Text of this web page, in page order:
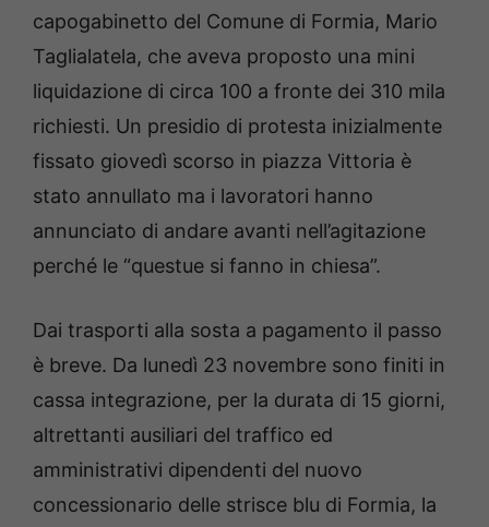
capogabinetto del Comune di Formia, Mario
Taglialatela, che aveva proposto una mini
liquidazione di circa 100 a fronte dei 310 mila
richiesti. Un presidio di protesta inizialmente
fissato giovedì scorso in piazza Vittoria è
stato annullato ma i lavoratori hanno
annunciato di andare avanti nell’agitazione
perché le “questue si fanno in chiesa”.
Dai trasporti alla sosta a pagamento il passo
è breve. Da lunedì 23 novembre sono finiti in
cassa integrazione, per la durata di 15 giorni,
altrettanti ausiliari del traffico ed
amministrativi dipendenti del nuovo
concessionario delle strisce blu di Formia, la